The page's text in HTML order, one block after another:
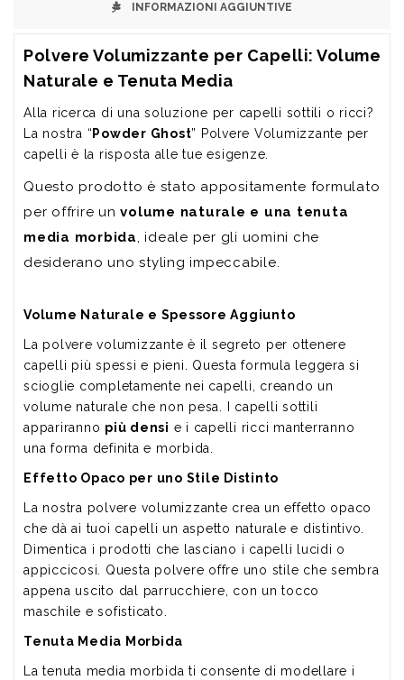
INFORMAZIONI AGGIUNTIVE
Polvere Volumizzante per Capelli: Volume
Naturale e Tenuta Media
Alla ricerca di una soluzione per capelli sottili o ricci?
La nostra “ Powder Ghost” Polvere Volumizzante per
capelli è la risposta alle tue esigenze.
Questo prodotto è stato appositamente formulato
per offrire unvolume naturale e una tenuta
media morbida, ideale per gli uomini che
desiderano uno styling impeccabile.
Volume Naturale e Spessore Aggiunto
La polvere volumizzante è il segreto per ottenere
capelli più spessi e pieni. Questa formula leggera si
scioglie completamente nei capelli, creando un
volume naturale che non pesa. I capelli sottili
appariranno più densi e i capelli ricci manterranno
una forma definita e morbida.
Effetto Opaco per uno Stile Distinto
La nostra polvere volumizzante crea un effetto opaco
che dà ai tuoi capelli un aspetto naturale e distintivo.
Dimentica i prodotti che lasciano i capelli lucidi o
appiccicosi. Questa polvere offre uno stile che sembra
appena uscito dal parrucchiere, con un tocco
maschile e sofisticato.
Tenuta Media Morbida
La tenuta media morbida ti consente di modellare i